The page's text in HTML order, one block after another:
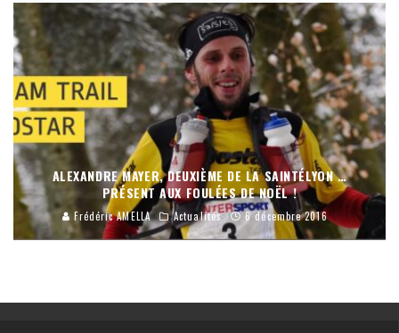
ALEXANDRE MAYER, DEUXIÈME DE LA SAINTÉLYON …
PRÉSENT AUX FOULÉES DE NOËL !
Frédéric AMELLA Actualités 6 décembre 2016